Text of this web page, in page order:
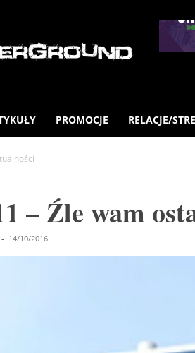
PROMOCJE RELACJE/
– Źle wam
- 14/10/2016